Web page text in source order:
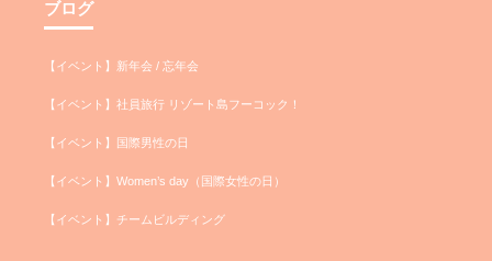
ブログ
【イベント】新年会 / 忘年会
【イベント】社員旅行 リゾート島フーコック！
【イベント】国際男性の日
【イベント】Women’s day（国際女性の日）
【イベント】チームビルディング